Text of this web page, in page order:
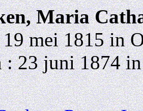
Maria
mei 1815 in
: 23 juni 1874